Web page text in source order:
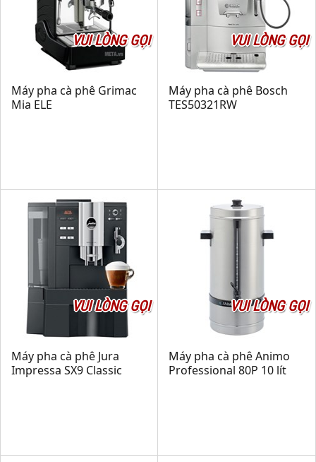
VUI LÒNG GỌI
Máy pha cà phê Grimac
Mia ELE
VUI LÒNG GỌI
Máy pha cà phê Bosch
TES50321RW
VUI LÒNG GỌI
Máy pha cà phê Jura
Impressa SX9 Classic
VUI LÒNG GỌI
Máy pha cà phê Animo
Professional 80P 10 lít